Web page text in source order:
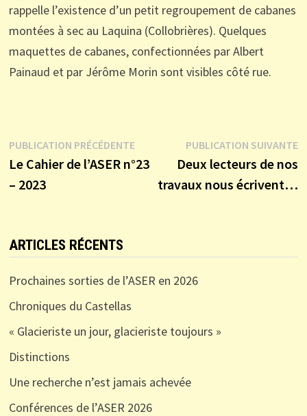
rappelle l’existence d’un petit regroupement de cabanes
montées à sec au Laquina (Collobrières). Quelques
maquettes de cabanes, confectionnées par Albert
Painaud et par Jérôme Morin sont visibles côté rue.
Navigation
de
PUBLICATION PRÉCÉDENTEPublication
précédente :
Le Cahier de l’ASER n°23
– 2023
PUBLICATION SUIVANTE
Deux lecteurs de nos
travaux nous écrivent…
ARTICLES RÉCENTS
Prochaines sorties de l’ASER en 2026
Chroniques du Castellas
« Glacieriste un jour, glacieriste toujours »
Distinctions
Une recherche n’est jamais achevée
Conférences de l’ASER 2026